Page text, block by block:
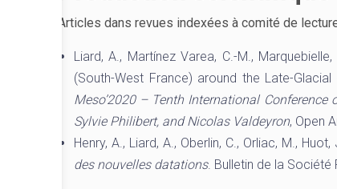
Articles dans revues indexées à comité de
Liard, A., Martínez Varea, C.-M.,
(South-West France) around the Late-
Meso’2020 – Tenth International
Sylvie Philibert, and Nicolas Valdeyron, Open
Henry, A., Liard, A., Oberlin, C., Orliac, M., Huot,
des nouvelles datations. Bulletin de la Société